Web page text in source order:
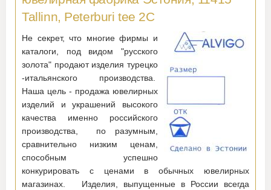
Tallinn, Peterburi tee 2C
Не секрет, что многие фирмы и
каталоги, под видом "русского
золота" продают изделия турецко
-итальянского производства.
Наша цель - продажа ювелирных
изделий и украшений высокого
качества именно российского
производства, по разумным,
сравнительно низким ценам,
способным успешно
конкурировать с ценами в обычных ювелирных
магазинах. Изделия, выпущенные в России всегда